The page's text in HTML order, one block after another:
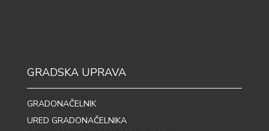
GRADSKA UPRAVA
GRADONAČELNIK
URED GRADONAČELNIKA